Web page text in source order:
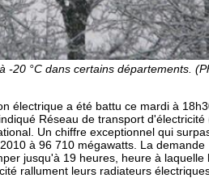
-20 °C dans certains départements.
électrique a été battu ce mardi à
Réseau de transport d'électricité
Un chiffre exceptionnel qui
à 96 710 mégawatts. La demande
jusqu'à 19 heures, heure à laquelle
rallument leurs radiateurs